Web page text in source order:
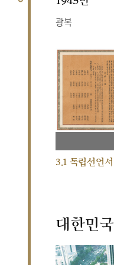
광복
3.1 독립선언서
대한민국